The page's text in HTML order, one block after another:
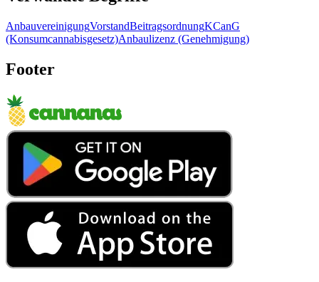
AnbauvereinigungVorstandBeitragsordnungKCanG
(Konsumcannabisgesetz)Anbaulizenz (Genehmigung)
Footer